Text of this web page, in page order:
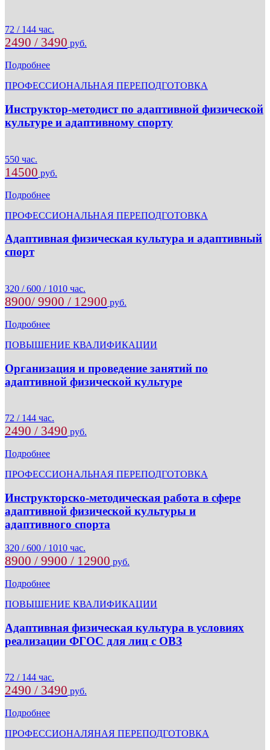
72 / 144 час.
2490 / 3490 руб.
Подробнее
ПРОФЕССИОНАЛЬНАЯ ПЕРЕПОДГОТОВКА
Инструктор-методист по адаптивной физической
культуре и адаптивному спорту
550 час.
14500 руб.
Подробнее
ПРОФЕССИОНАЛЬНАЯ ПЕРЕПОДГОТОВКА
Адаптивная физическая культура и адаптивный
спорт
320 / 600 / 1010 час.
8900/ 9900 / 12900 руб.
Подробнее
ПОВЫШЕНИЕ КВАЛИФИКАЦИИ
Организация и проведение занятий по
адаптивной физической культуре
72 / 144 час.
2490 / 3490 руб.
Подробнее
ПРОФЕССИОНАЛЬНАЯ ПЕРЕПОДГОТОВКА
Инструкторско-методическая работа в сфере
адаптивной физической культуры и
адаптивного спорта
320 / 600 / 1010 час.
8900 / 9900 / 12900 руб.
Подробнее
ПОВЫШЕНИЕ КВАЛИФИКАЦИИ
Адаптивная физическая культура в условиях
реализации ФГОС для лиц с ОВЗ
72 / 144 час.
2490 / 3490 руб.
Подробнее
ПРОФЕССИОНАЛЯНАЯ ПЕРЕПОДГОТОВКА